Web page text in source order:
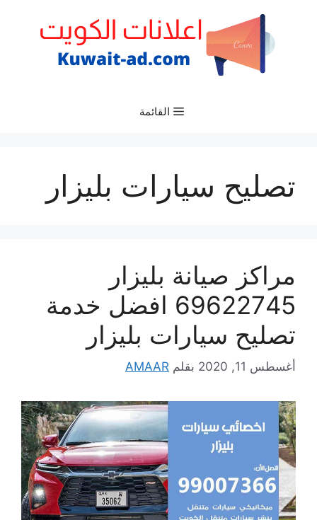
القائمة
تصليح سيارات بليزار
مراكز صيانة بليزار
69622745 افضل خدمة
تصليح سيارات بليزار
أغسطس 11, 2020 بقلم AMAAR